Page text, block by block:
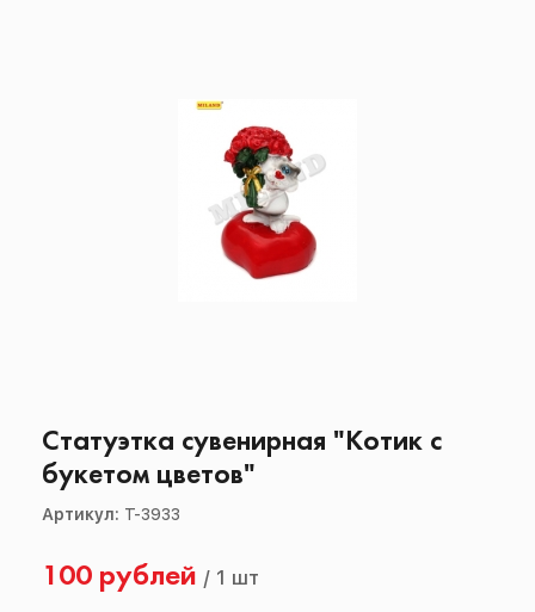
Статуэтка сувенирная "Котик с
букетом цветов"
Артикул: Т-3933
100 рублей / 1 шт